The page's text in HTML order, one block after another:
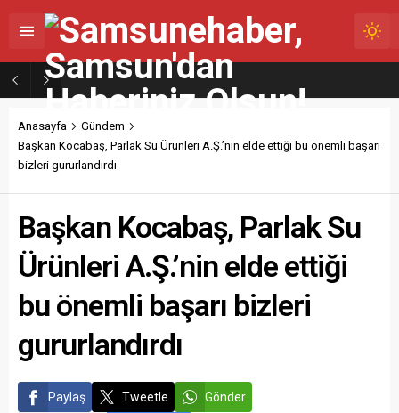
Anasayfa
Gündem
Başkan Kocabaş, Parlak Su Ürünleri A.Ş.’nin elde ettiği bu önemli başarı
bizleri gururlandırdı
Başkan Kocabaş, Parlak Su
Ürünleri A.Ş.’nin elde ettiği
bu önemli başarı bizleri
gururlandırdı
Paylaş Tweetle Gönder